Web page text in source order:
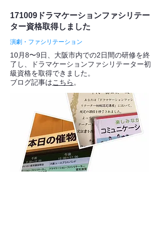
171009ドラマケーションファシリテー
ター資格取得しました
演劇・ファシリテーション
10月8〜9日、大阪市内での2日間の研修を終
了し、ドラマケーションファシリテーター初
級資格を取得できました。
ブログ記事はこちら 。